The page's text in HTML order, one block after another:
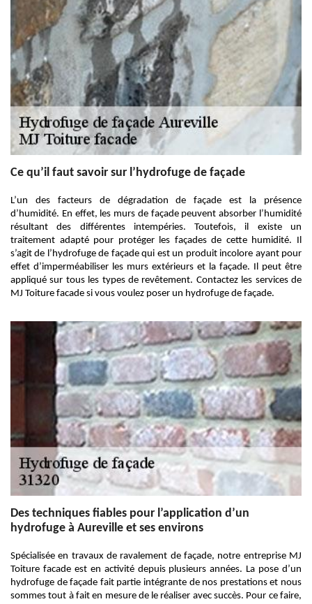
Ce qu’il faut savoir sur l’hydrofuge de façade
L’un des facteurs de dégradation de façade est la présence
d’humidité. En effet, les murs de façade peuvent absorber l’humidité
résultant des différentes intempéries. Toutefois, il existe un
traitement adapté pour protéger les façades de cette humidité. Il
s’agit de l’hydrofuge de façade qui est un produit incolore ayant pour
effet d’imperméabiliser les murs extérieurs et la façade. Il peut être
appliqué sur tous les types de revêtement. Contactez les services de
MJ Toiture facade si vous voulez poser un hydrofuge de façade.
Des techniques fiables pour l’application d’un
hydrofuge à Aureville et ses environs
Spécialisée en travaux de ravalement de façade, notre entreprise MJ
Toiture facade est en activité depuis plusieurs années. La pose d’un
hydrofuge de façade fait partie intégrante de nos prestations et nous
sommes tout à fait en mesure de le réaliser avec succès. Pour ce faire,